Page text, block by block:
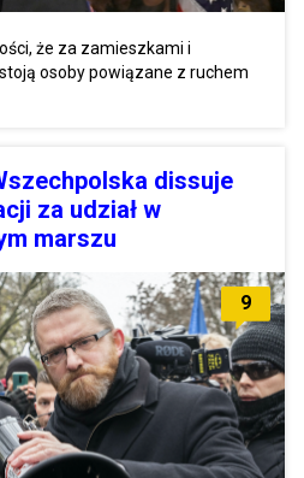
że za zamieszkami i
osoby powiązane z ruchem
dissuje
za udział w
marszu
9